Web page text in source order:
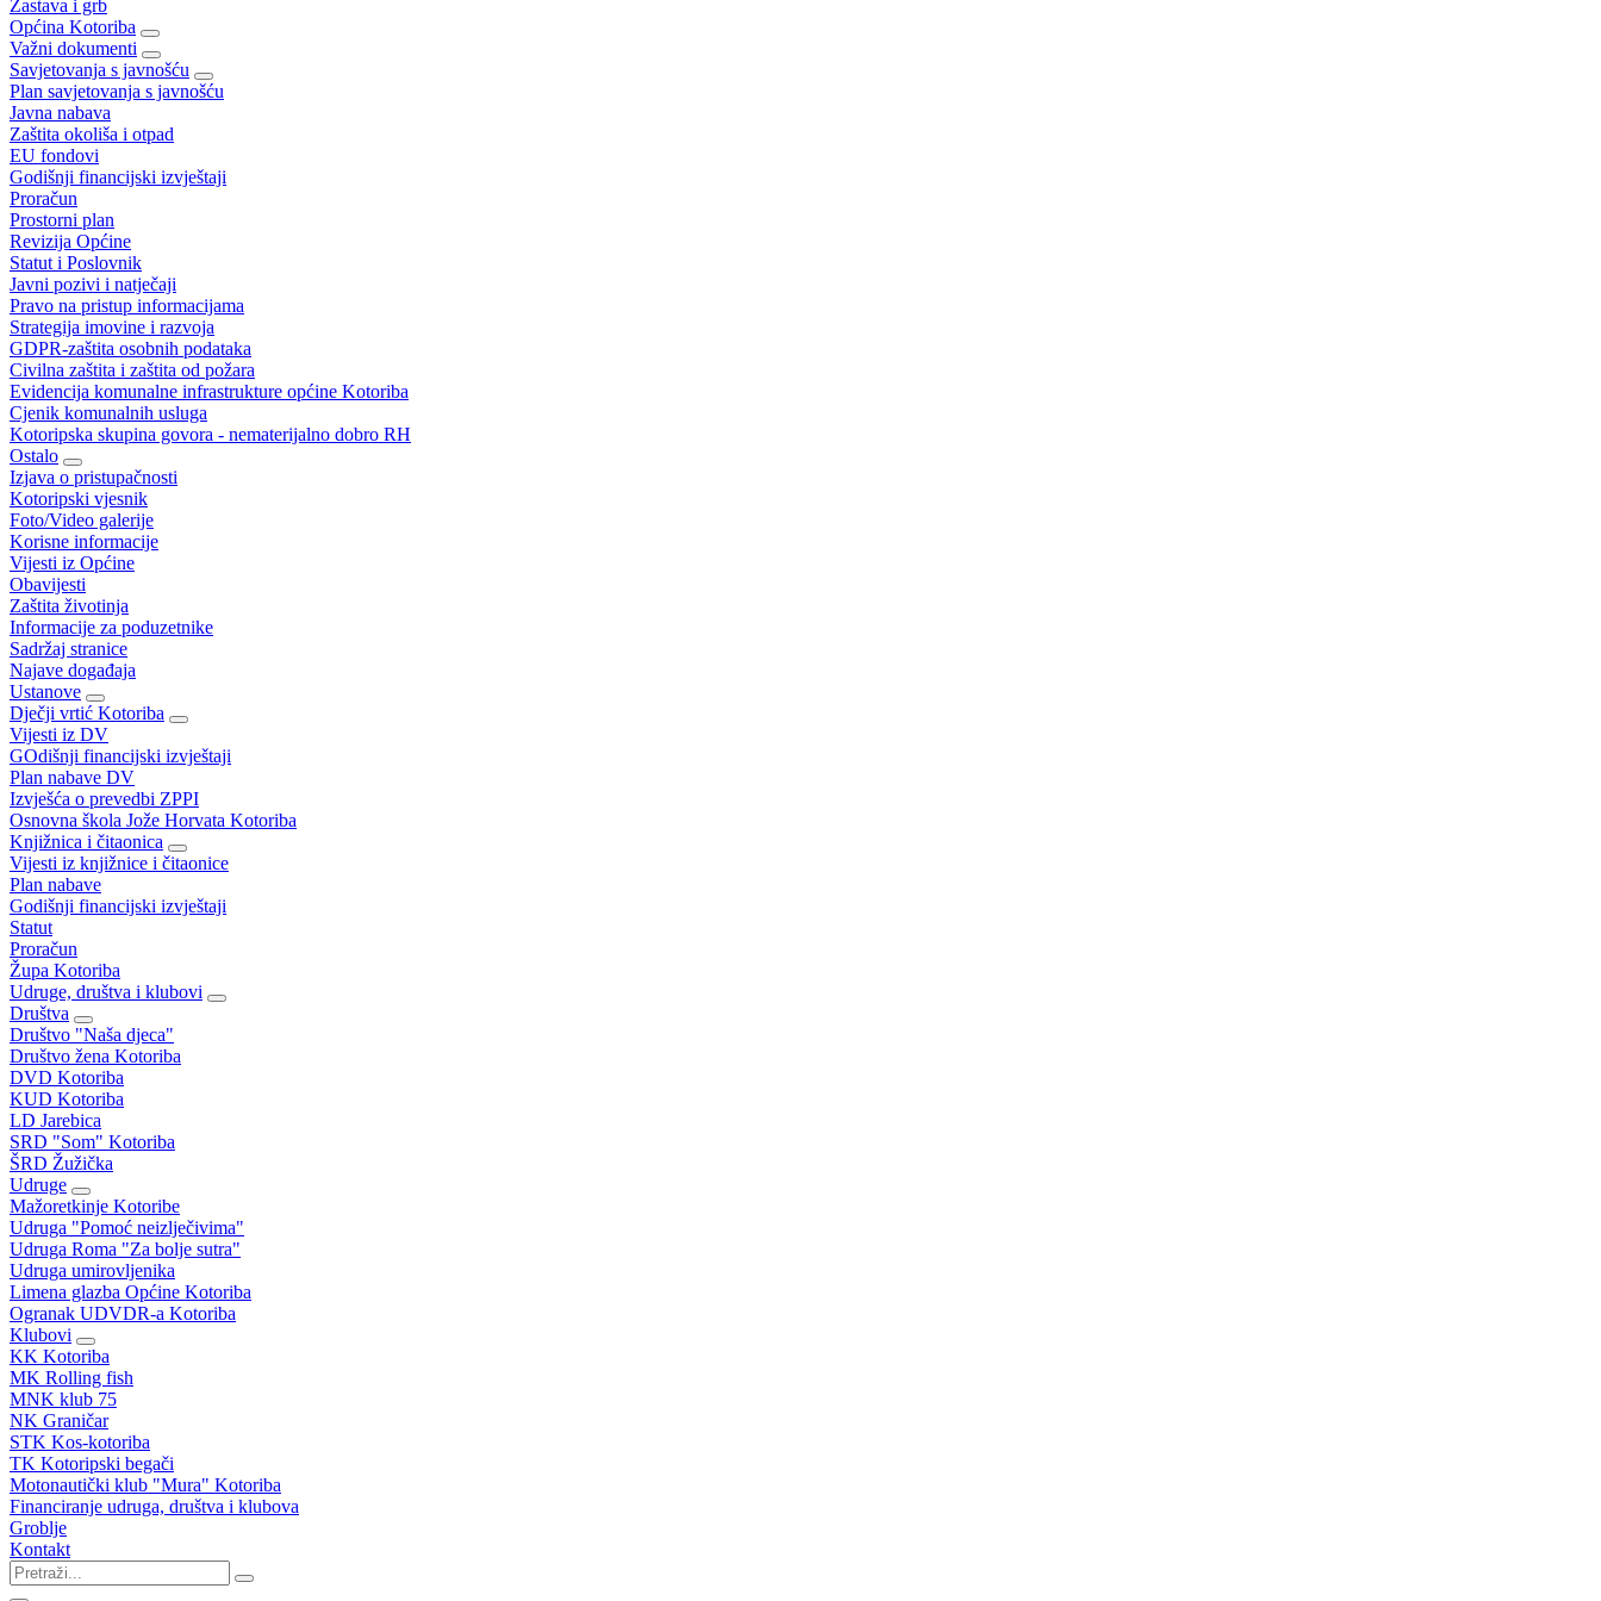
Zastava i grb
Općina Kotoriba
Važni dokumenti
Savjetovanja s javnošću
Plan savjetovanja s javnošću
Javna nabava
Zaštita okoliša i otpad
EU fondovi
Godišnji financijski izvještaji
Proračun
Prostorni plan
Revizija Općine
Statut i Poslovnik
Javni pozivi i natječaji
Pravo na pristup informacijama
Strategija imovine i razvoja
GDPR-zaštita osobnih podataka
Civilna zaštita i zaštita od požara
Evidencija komunalne infrastrukture općine Kotoriba
Cjenik komunalnih usluga
Kotoripska skupina govora - nematerijalno dobro RH
Ostalo
Izjava o pristupačnosti
Kotoripski vjesnik
Foto/Video galerije
Korisne informacije
Vijesti iz Općine
Obavijesti
Zaštita životinja
Informacije za poduzetnike
Sadržaj stranice
Najave događaja
Ustanove
Dječji vrtić Kotoriba
Vijesti iz DV
GOdišnji financijski izvještaji
Plan nabave DV
Izvješća o prevedbi ZPPI
Osnovna škola Jože Horvata Kotoriba
Knjižnica i čitaonica
Vijesti iz knjižnice i čitaonice
Plan nabave
Godišnji financijski izvještaji
Statut
Proračun
Župa Kotoriba
Udruge, društva i klubovi
Društva
Društvo "Naša djeca"
Društvo žena Kotoriba
DVD Kotoriba
KUD Kotoriba
LD Jarebica
SRD "Som" Kotoriba
ŠRD Žužička
Udruge
Mažoretkinje Kotoribe
Udruga "Pomoć neizlječivima"
Udruga Roma "Za bolje sutra"
Udruga umirovljenika
Limena glazba Općine Kotoriba
Ogranak UDVDR-a Kotoriba
Klubovi
KK Kotoriba
MK Rolling fish
MNK klub 75
NK Graničar
STK Kos-kotoriba
TK Kotoripski begači
Motonautički klub "Mura" Kotoriba
Financiranje udruga, društva i klubova
Groblje
Kontakt